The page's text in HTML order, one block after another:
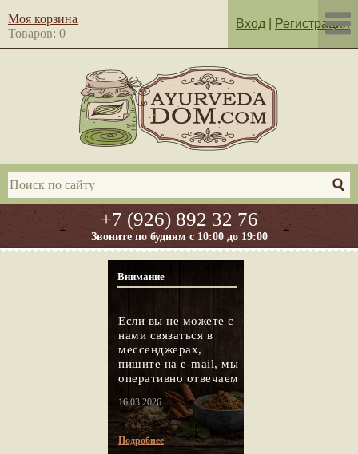
+7 (926) 892 32 76
Звоните по будням с 10:00 до 19:00
Моя корзина
Товаров: 0
Вход Регистрация
Внимание
Если вы не можете с
нами связаться в
мессенджерах,
пишите на e-mail, мы
оперативно отвечаем
16.03.2026
Подробнее